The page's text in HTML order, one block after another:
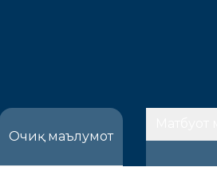
Очиқ маълумот